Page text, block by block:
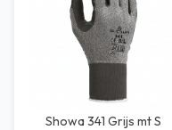
Showa 341 Grijs mt S